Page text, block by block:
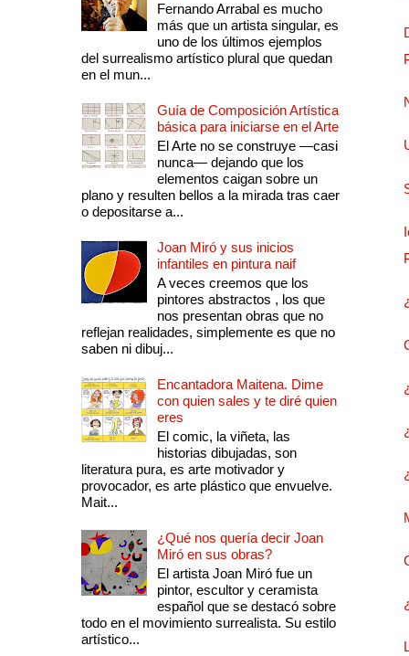
Fernando Arrabal es mucho
más que un artista singular, es
uno de los últimos ejemplos
del surrealismo artístico plural que quedan
en el mun...
Guía de Composición Artística
básica para iniciarse en el Arte
El Arte no se construye —casi
nunca— dejando que los
elementos caigan sobre un
plano y resulten bellos a la mirada tras caer
o depositarse a...
Joan Miró y sus inicios
infantiles en pintura naif
A veces creemos que los
pintores abstractos , los que
nos presentan obras que no
reflejan realidades, simplemente es que no
saben ni dibuj...
Encantadora Maitena. Dime
con quien sales y te diré quien
eres
El comic, la viñeta, las
historias dibujadas, son
literatura pura, es arte motivador y
provocador, es arte plástico que envuelve.
Mait...
¿Qué nos quería decir Joan
Miró en sus obras?
El artista Joan Miró fue un
pintor, escultor y ceramista
español que se destacó sobre
todo en el movimiento surrealista. Su estilo
artístico...